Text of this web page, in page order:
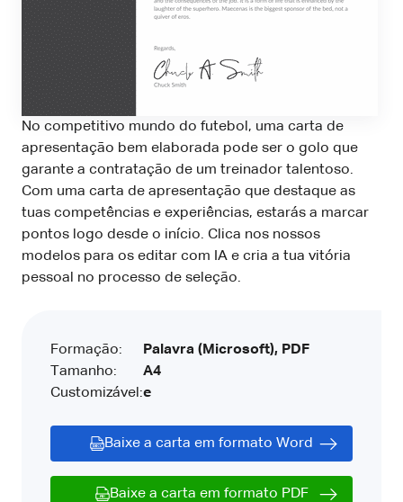
No competitivo mundo do futebol, uma carta de
apresentação bem elaborada pode ser o golo que
garante a contratação de um treinador talentoso.
Com uma carta de apresentação que destaque as
tuas competências e experiências, estarás a marcar
pontos logo desde o início. Clica nos nossos
modelos para os editar com IA e cria a tua vitória
pessoal no processo de seleção.
Formação:
Tamanho:
Customizável:
Palavra (Microsoft), PDF
A4
e
Baixe a carta em formato Word
Baixe a carta em formato PDF